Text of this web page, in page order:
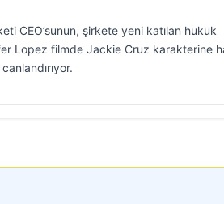
CEO’sunun, şirkete yeni katılan hukuk
Lopez filmde Jackie Cruz karakterine